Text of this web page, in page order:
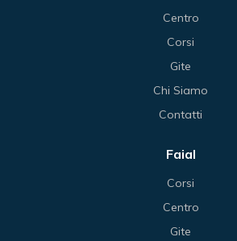
Centro
Corsi
Gite
Chi Siamo
Contatti
Faial
Corsi
Centro
Gite